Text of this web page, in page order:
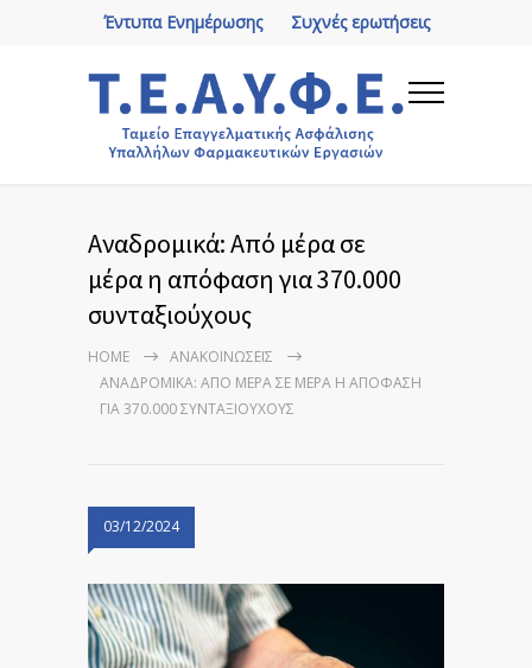
Συχνές ερωτήσεις
Έντυπα Ενημέρωσης
Αναδρομικά: Από μέρα σε
μέρα η απόφαση για 370.000
συνταξιούχους
HOME
ΑΝΑΚΟΙΝΏΣΕΙΣ
ΑΝΑΔΡΟΜΙΚΆ: ΑΠΌ ΜΈΡΑ ΣΕ ΜΈΡΑ Η ΑΠΌΦΑΣΗ
ΓΙΑ 370.000 ΣΥΝΤΑΞΙΟΎΧΟΥΣ
03/12/2024